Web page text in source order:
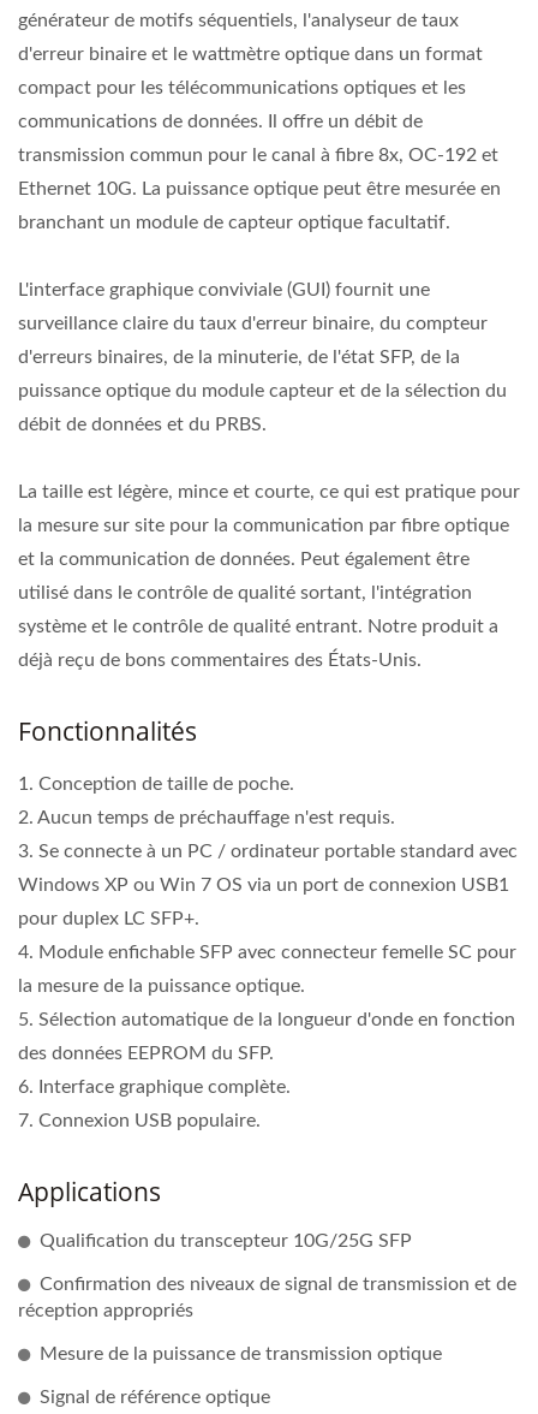
générateur de motifs séquentiels, l'analyseur de taux
d'erreur binaire et le wattmètre optique dans un format
compact pour les télécommunications optiques et les
communications de données. Il offre un débit de
transmission commun pour le canal à fibre 8x, OC-192 et
Ethernet 10G. La puissance optique peut être mesurée en
branchant un module de capteur optique facultatif.
L'interface graphique conviviale (GUI) fournit une
surveillance claire du taux d'erreur binaire, du compteur
d'erreurs binaires, de la minuterie, de l'état SFP, de la
puissance optique du module capteur et de la sélection du
débit de données et du PRBS.
La taille est légère, mince et courte, ce qui est pratique pour
la mesure sur site pour la communication par fibre optique
et la communication de données. Peut également être
utilisé dans le contrôle de qualité sortant, l'intégration
système et le contrôle de qualité entrant. Notre produit a
déjà reçu de bons commentaires des États-Unis.
Fonctionnalités
1. Conception de taille de poche.
2. Aucun temps de préchauffage n'est requis.
3. Se connecte à un PC / ordinateur portable standard avec
Windows XP ou Win 7 OS via un port de connexion USB1
pour duplex LC SFP+.
4. Module enfichable SFP avec connecteur femelle SC pour
la mesure de la puissance optique.
5. Sélection automatique de la longueur d'onde en fonction
des données EEPROM du SFP.
6. Interface graphique complète.
7. Connexion USB populaire.
Applications
Qualification du transcepteur 10G/25G SFP
Confirmation des niveaux de signal de transmission et de
réception appropriés
Mesure de la puissance de transmission optique
Signal de référence optique